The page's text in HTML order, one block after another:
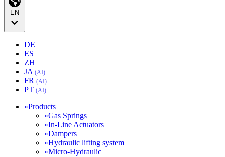
EN
DE
ES
ZH
JA (AI)
FR (AI)
PT (AI)
»Products
»Gas Springs
»In-Line Actuators
»Dampers
»Hydraulic lifting system
»Micro-Hydraulic